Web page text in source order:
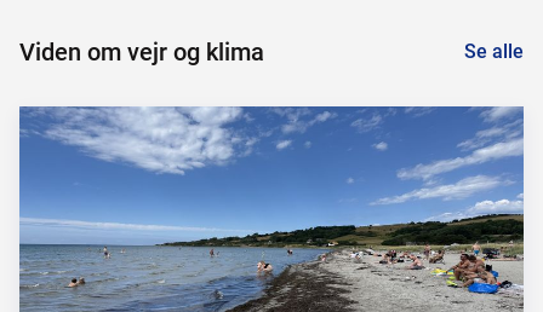
Viden om vejr og klima Se alle